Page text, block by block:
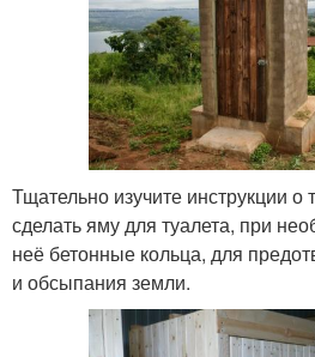
Тщательно изучите инструкции о
сделать яму для туалета, при
неё бетонные кольца, для
и обсыпания земли.